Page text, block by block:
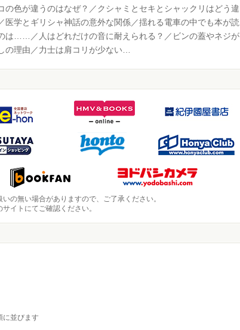
の色が違うのはなぜ？／クシャミとセキとシャックリはどう違
医学とギリシャ神話の意外な関係／揺れる電車の中でも本が読
は……／人はどれだけの音に耐えられる？／ビンの蓋やネジが
の理由／力士は肩コリが少ない…
の無い場合がありますので、ご了承ください。
イトにてご確認ください。
並びます